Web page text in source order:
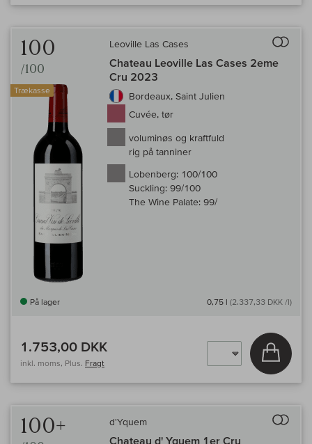
100
/100
Trækasse
Leoville Las Cases
Chateau Leoville Las Cases 2eme
Cru 2023
Bordeaux, Saint Julien
Cuvée, tør
voluminøs og kraftfuld
rig på tanniner
Lobenberg: 100/100
Suckling: 99/100
The Wine Palate: 99/
På lager 0,75 l (2.337,33 DKK /l)
1.753,00 DKK
inkl. moms, Plus. Fragt
Læg i
100+ d'Yquem
Chateau d' Yquem 1er Cru